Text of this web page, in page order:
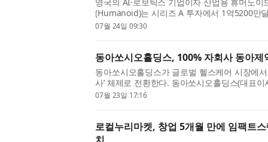
영국의 AI·로보틱스 기업이자 산업용 휴머노
(Humanoid)는 시리즈 A 투자에서 1억5200만
로 기업가치는 투자 후 기준(Post-money
07월 24일 09:30
동아쏘시오홀딩스, 100% 자회사 동아제
동아쏘시오홀딩스가 글로벌 헬스케어 시장에
사’ 체제로 전환한다. 동아쏘시오홀딩스(대표
를 개최하고 100% 자회사인 동아제약의 흡수
07월 23일 17:16
로컬누리마켓, 창업 5개월 만에 임팩트